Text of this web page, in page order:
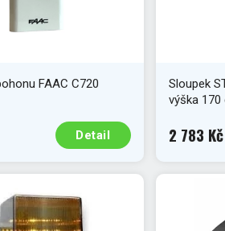
FAAC C720
Detail
Sloupek
výška
2 783 Kč